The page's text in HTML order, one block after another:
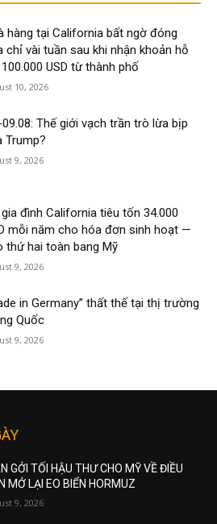
hàng tại California bất ngờ đóng
chỉ vài tuần sau khi nhận khoản hỗ
USD từ thành phố
10, 2026
Thế giới vạch trần trò lừa bịp
Trump?
9, 2026
gia đình California tiêu tốn 34.000
mỗi năm cho hóa đơn sinh hoạt —
thứ hai toàn bang Mỹ
9, 2026
in Germany” thất thế tại thị trường
Quốc
9, 2026
GỞI TỐI HẬU THƯ CHO MỸ VỀ ĐIỀU
MỞ LẠI EO BIỂN HORMUZ
9, 2026